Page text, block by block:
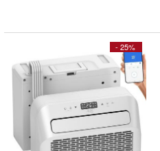
- 25%